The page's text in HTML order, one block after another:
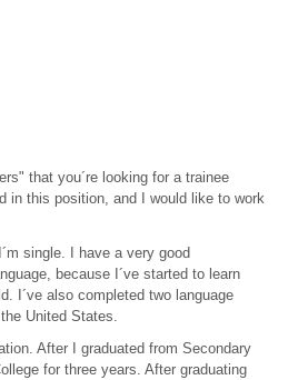
that you´re looking for a trainee
in this position, and I would like to work
single. I have a very good
because I´ve started to learn
I´ve also completed two language
United States.
After I graduated from Secondary
for three years. After graduating